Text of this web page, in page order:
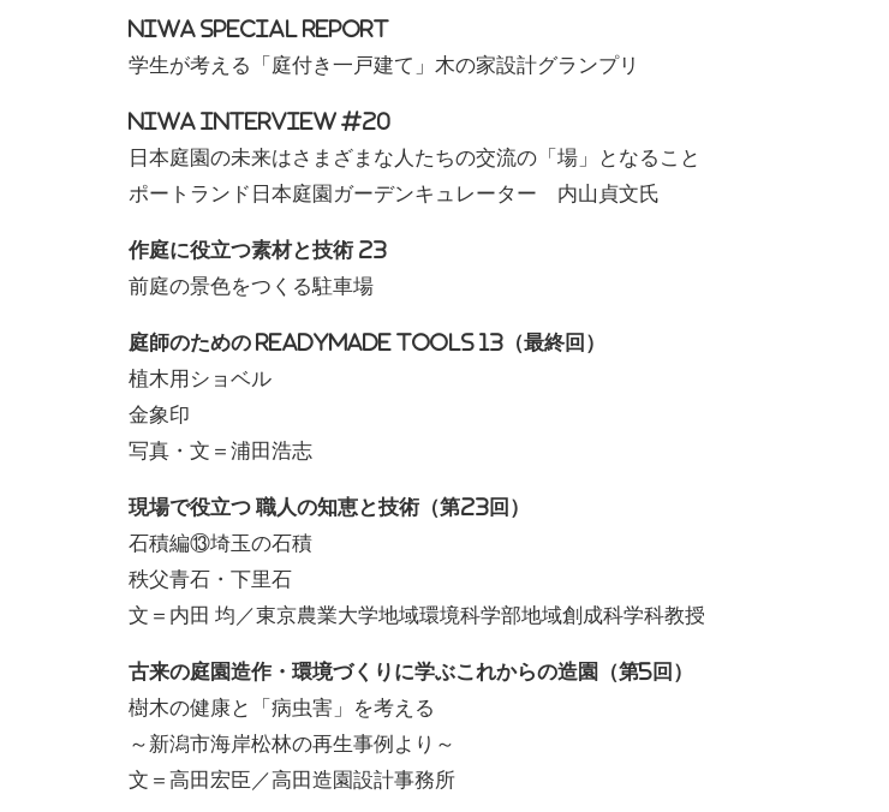
NIWA SPECIAL REPORT
学生が考える「庭付き一戸建て」木の家設計グランプリ
NIWA INTERVIEW #20
日本庭園の未来はさまざまな人たちの交流の「場」となること
ポートランド日本庭園ガーデンキュレーター 内山貞文氏
作庭に役立つ素材と技術 23
前庭の景色をつくる駐車場
庭師のための READYMADE TOOLS 13（最終回）
植木用ショベル
金象印
写真・文＝浦田浩志
現場で役立つ 職人の知恵と技術（第23回）
石積編⑬埼玉の石積
秩父青石・下里石
文＝内田 均／東京農業大学地域環境科学部地域創成科学科教授
古来の庭園造作・環境づくりに学ぶこれからの造園（第5回）
樹木の健康と「病虫害」を考える
～新潟市海岸松林の再生事例より～
文＝高田宏臣／高田造園設計事務所